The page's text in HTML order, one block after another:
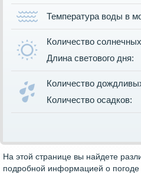
Температура воды в
Количество
Длина светового дня:
Количество
Количество осадков:
На этой странице вы найдете
подробной информацией о